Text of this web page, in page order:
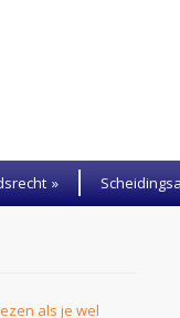
»
als je wel